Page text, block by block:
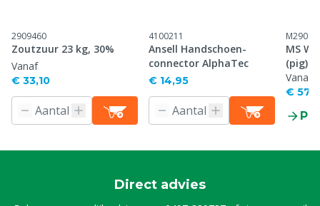
2909460
Zoutzuur 23 kg, 30%
Vanaf
€ 33,10
4100211
Ansell Handschoen-
connector AlphaTec
€ 14,95
MS
(pig)
Vanaf
€
Direct advies